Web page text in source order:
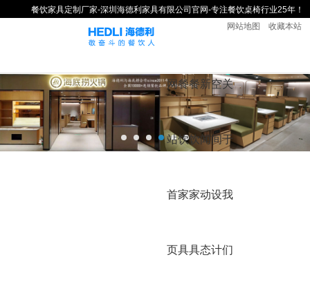
餐饮家具定制厂家-深圳海德利家具有限公司官网-专注餐饮桌椅行业25年！
收藏本站
网站地图
网
站
首
页
餐
饮
家
具
餐
饮
家
具
新
闻
动
态
空
间
设
计
关
于
我
们